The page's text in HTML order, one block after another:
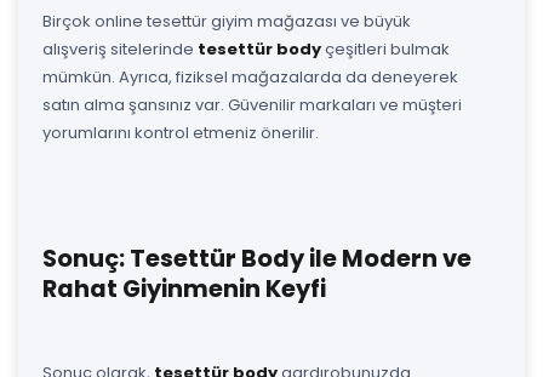
Birçok online tesettür giyim mağazası ve büyük
alışveriş sitelerinde tesettür bodyçeşitleri bulmak
mümkün. Ayrıca, fiziksel mağazalarda da deneyerek
satın alma şansınız var. Güvenilir markaları ve müşteri
yorumlarını kontrol etmeniz önerilir.
Sonuç: Tesettür Body ile Modern ve
Rahat Giyinmenin Keyfi
Sonuç olarak, tesettür bodygardırobunuzda